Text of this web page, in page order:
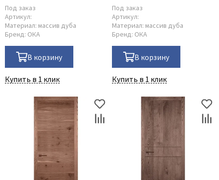
Poseidon
Profil Doors
Profilo Porte
Protector
Regidoors
STR
Uberture
Valcomp
Venezia Unique
Под заказ
Артикул:
Материал: массив дуба
Бренд: ОКА
В корзину
Купить в 1 клик
Под заказ
Артикул:
Материал: массив дуба
Бренд: ОКА
В корзину
Купить в 1 клик